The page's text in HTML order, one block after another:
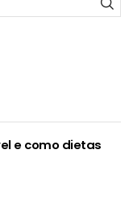
e como dietas